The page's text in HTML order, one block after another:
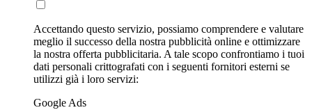
Accettando questo servizio, possiamo comprendere e valutare
meglio il successo della nostra pubblicità online e ottimizzare
la nostra offerta pubblicitaria. A tale scopo confrontiamo i tuoi
dati personali crittografati con i seguenti fornitori esterni se
utilizzi già i loro servizi:
Google Ads